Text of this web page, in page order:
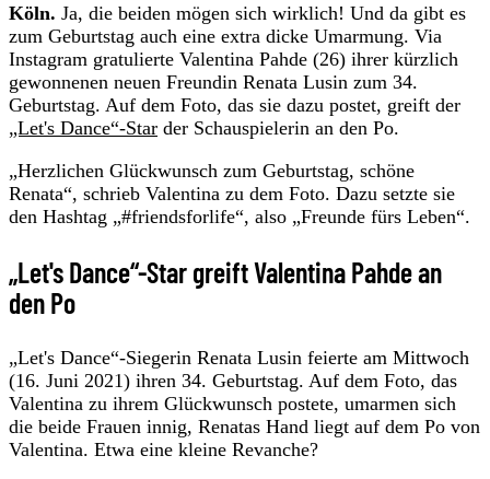
Köln. Ja, die beiden mögen sich wirklich! Und da gibt es
zum Geburtstag auch eine extra dicke Umarmung. Via
Instagram gratulierte Valentina Pahde (26) ihrer kürzlich
gewonnenen neuen Freundin Renata Lusin zum 34.
Geburtstag. Auf dem Foto, das sie dazu postet, greift der
„Let's Dance“-Star der Schauspielerin an den Po.
„Herzlichen Glückwunsch zum Geburtstag, schöne
Renata“, schrieb Valentina zu dem Foto. Dazu setzte sie
den Hashtag „#friendsforlife“, also „Freunde fürs Leben“.
„Let's Dance“-Star greift Valentina Pahde an
den Po
„Let's Dance“-Siegerin Renata Lusin feierte am Mittwoch
(16. Juni 2021) ihren 34. Geburtstag. Auf dem Foto, das
Valentina zu ihrem Glückwunsch postete, umarmen sich
die beide Frauen innig, Renatas Hand liegt auf dem Po von
Valentina. Etwa eine kleine Revanche?